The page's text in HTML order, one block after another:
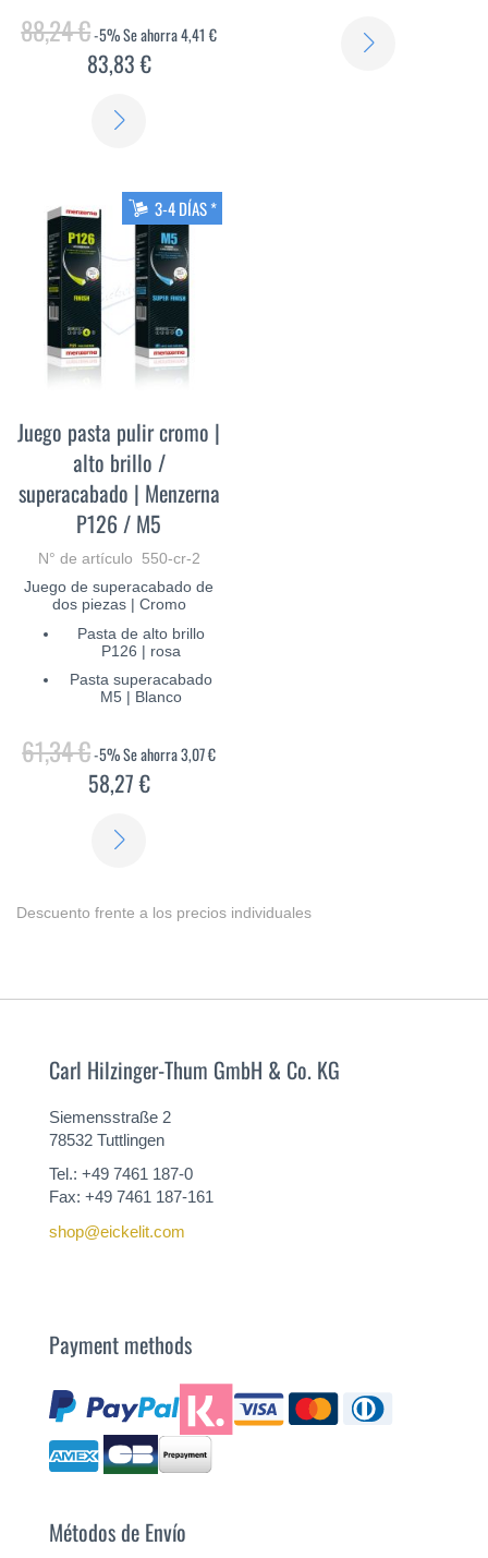
88,24 €-5%Se ahorra4,41 €
83,83 €
3-4 DÍAS *
Juego pasta pulir cromo |
alto brillo /
superacabado | Menzerna
P126 / M5
N° de artículo 550-cr-2
Juego de superacabado de
dos piezas | Cromo
Pasta de alto brillo
P126 | rosa
Pasta superacabado
M5 | Blanco
61,34 €-5%Se ahorra3,07 €
58,27 €
Descuento frente a los precios individuales
Carl Hilzinger-Thum GmbH & Co. KG
Siemensstraße 2
78532 Tuttlingen
Tel.: +49 7461 187-0
Fax: +49 7461 187-161
shop@eickelit.com
Payment methods
Métodos de Envío